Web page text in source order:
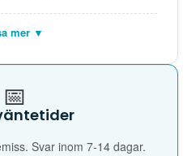
mer ▼
📅
Svar inom 7-14 dagar.